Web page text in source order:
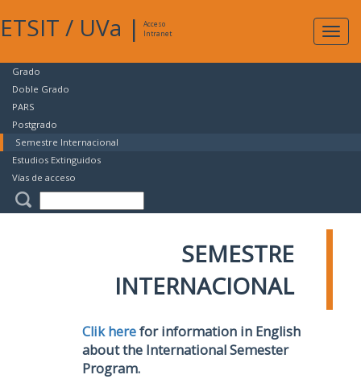
ETSIT / UVa |
Acceso
Intranet
Grado
Doble Grado
PARS
Postgrado
Semestre Internacional
Estudios Extinguidos
Vías de acceso
SEMESTRE
INTERNACIONAL
Clik herefor information in English
about the International Semester
Program.